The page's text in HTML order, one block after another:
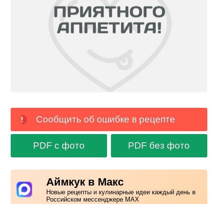
Сообщить об ошибке в рецепте
PDF с фото PDF без фото
Аймкук в Макс
Новые рецепты и кулинарные идеи каждый день в
Российском мессенджере MAX